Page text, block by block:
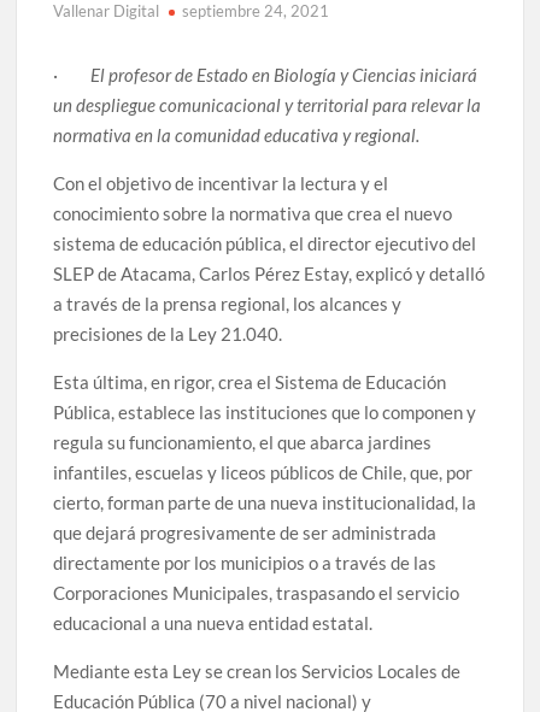
Vallenar Digital septiembre 24, 2021
· El profesor de Estado en Biología y Ciencias iniciará
un despliegue comunicacional y territorial para relevar la
normativa en la comunidad educativa y regional.
Con el objetivo de incentivar la lectura y el
conocimiento sobre la normativa que crea el nuevo
sistema de educación pública, el director ejecutivo del
SLEP de Atacama, Carlos Pérez Estay, explicó y detalló
a través de la prensa regional, los alcances y
precisiones de la Ley 21.040.
Esta última, en rigor, crea el Sistema de Educación
Pública, establece las instituciones que lo componen y
regula su funcionamiento, el que abarca jardines
infantiles, escuelas y liceos públicos de Chile, que, por
cierto, forman parte de una nueva institucionalidad, la
que dejará progresivamente de ser administrada
directamente por los municipios o a través de las
Corporaciones Municipales, traspasando el servicio
educacional a una nueva entidad estatal.
Mediante esta Ley se crean los Servicios Locales de
Educación Pública (70 a nivel nacional) y